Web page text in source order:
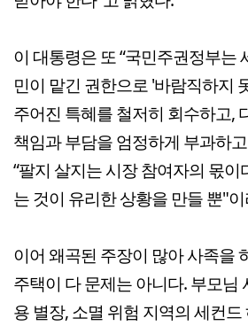
이 대통령은 또 “국민주권정부는
민이 맡긴 권한으로 '바람직하지
주어진 특혜를 철저히 회수하고,
책임과 부담을 엄정하게 부과하
“팔지 살지는 시장 참여자의 몫이
는 것이 유리한 상황을 만들 뿐"
이어 왜곡된 주장이 많아 사족을
주택이 다 문제는 아니다. 부모님
용 별장, 소멸 위험 지역의 세컨